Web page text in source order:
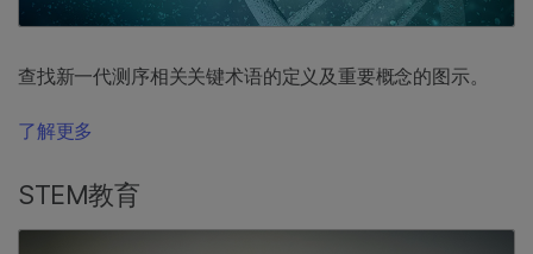
查找新一代测序相关关键术语的定义及重要概念的图示。
了解更多
STEM教育